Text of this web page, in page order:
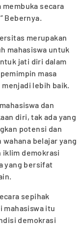
membuka secara
Bebernya.
merupakan
mahasiswa untuk
jati diri dalam
masa
lebih baik.
dan
diri, tak ada yang
potensi dan
belajar yang
iklim demokrasi
yang bersifat
sepihak
mahasiswa itu
demokrasi